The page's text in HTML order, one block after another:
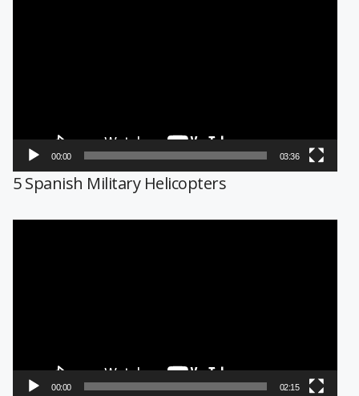
00:00 03:36
5 Spanish Military Helicopters
00:00 02:15